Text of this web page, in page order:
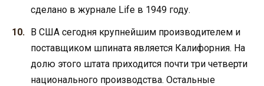
сделано в журнале Life в 1949 году.
В США сегодня крупнейшим производителем и
поставщиком шпината является Калифорния. На
долю этого штата приходится почти три четверти
национального производства. Остальные